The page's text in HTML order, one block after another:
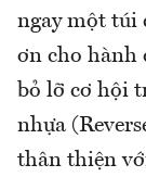
ngay một túi
ơn cho hành
bỏ lỡ cơ hội
nhựa
thân thiện